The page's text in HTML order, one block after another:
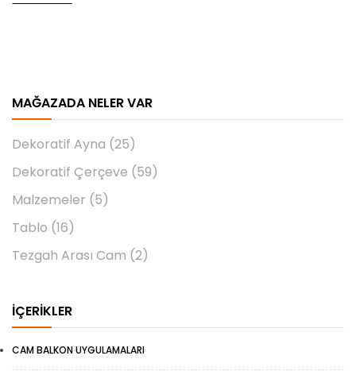
MAĞAZADA NELER VAR
Dekoratif Ayna (25)
Dekoratif Çerçeve (59)
Malzemeler (5)
Tablo (16)
Tezgah Arası Cam (2)
İÇERIKLER
CAM BALKON UYGULAMALARI